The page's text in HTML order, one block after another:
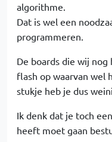
algorithme.
Dat is wel een
programmeren.
De boards die wij
flash op waarvan wel
stukje heb je dus
Ik denk dat je toch
heeft moet gaan